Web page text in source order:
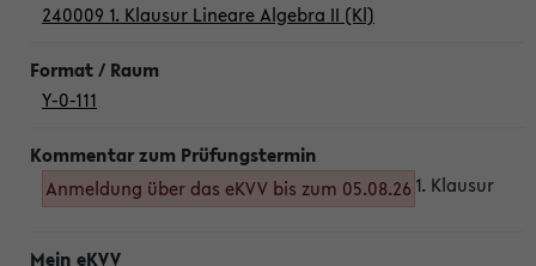
240009 1. Klausur Lineare Algebra II (Kl)
Y-0-111
Anmeldung über das eKVV bis zum 05.08.26 1. Klausur